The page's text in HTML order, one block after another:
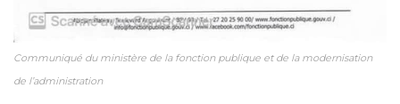
Communiqué du ministère de la fonction publique et de la modernisation
de l’administration